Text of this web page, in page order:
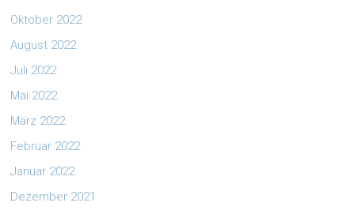
Oktober 2022
August 2022
Juli 2022
Mai 2022
März 2022
Februar 2022
Januar 2022
Dezember 2021